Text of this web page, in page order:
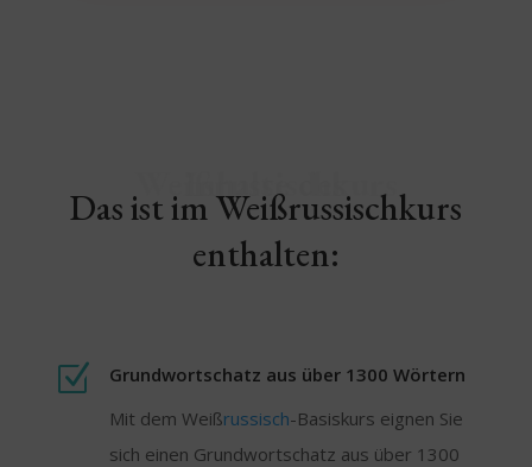
Inhalte des Weißrussischkurs
Das ist im Weißrussischkurs
enthalten:
Z
Grundwortschatz aus über 1300 Wörtern
Mit dem Weißrussisch-Basiskurs eignen Sie
sich einen Grundwortschatz aus über 1300